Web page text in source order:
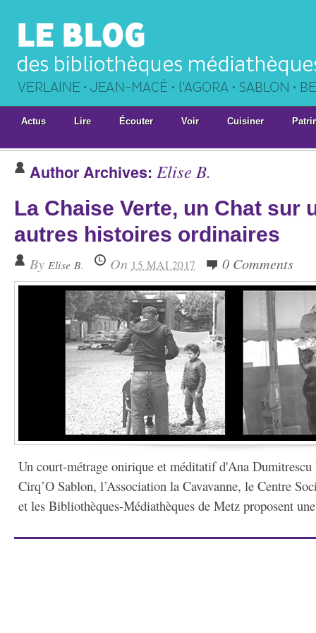
Actus Lire Écouter Voir Cuisiner
Author Archives: Elise B.
La Chaise Verte, un Chat sur
autres histoires ordinaires
By Elise B. On 15 MAI 2017 0 Comments
Un court-métrage onirique et méditatif d'Ana
Cirq’O Sablon, l’Association la Cavavanne, le Centre
et les Bibliothèques-Médiathèques de Metz proposent